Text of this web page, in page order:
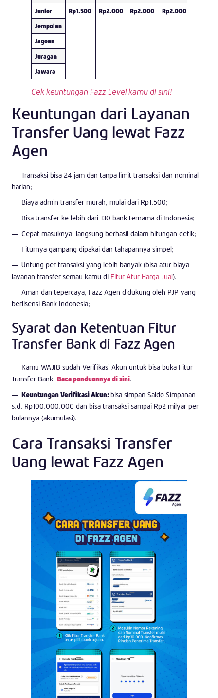
Junior
Rp1.500 Rp2.000 Rp2.000 Rp2.000
Jempolan
Jagoan
Juragan
Jawara
Cek keuntungan Fazz Level kamu di sini!
Keuntungan dari Layanan
Transfer Uang lewat Fazz
Agen
Transaksi bisa 24 jam dan tanpa limit transaksi dan nominal
harian;
Biaya admin transfer murah, mulai dari Rp1.500;
Bisa transfer ke lebih dari 130 bank ternama di Indonesia;
Cepat masuknya, langsung berhasil dalam hitungan detik;
Fiturnya gampang dipakai dan tahapannya simpel;
Untung per transaksi yang lebih banyak (bisa atur biaya
layanan transfer semau kamu di Fitur Atur Harga Jual).
Aman dan tepercaya, Fazz Agen didukung oleh PJP yang
berlisensi Bank Indonesia;
Syarat dan Ketentuan Fitur
Transfer Bank di Fazz Agen
Kamu WAJIB sudah Verifikasi Akun untuk bisa buka Fitur
Transfer Bank. Baca panduannya di sini.
Keuntungan Verifikasi Akun: bisa simpan Saldo Simpanan
s.d. Rp100.000.000 dan bisa transaksi sampai Rp2 milyar per
bulannya (akumulasi).
Cara Transaksi Transfer
Uang lewat Fazz Agen